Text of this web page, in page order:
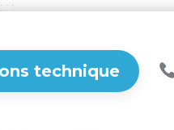
technique